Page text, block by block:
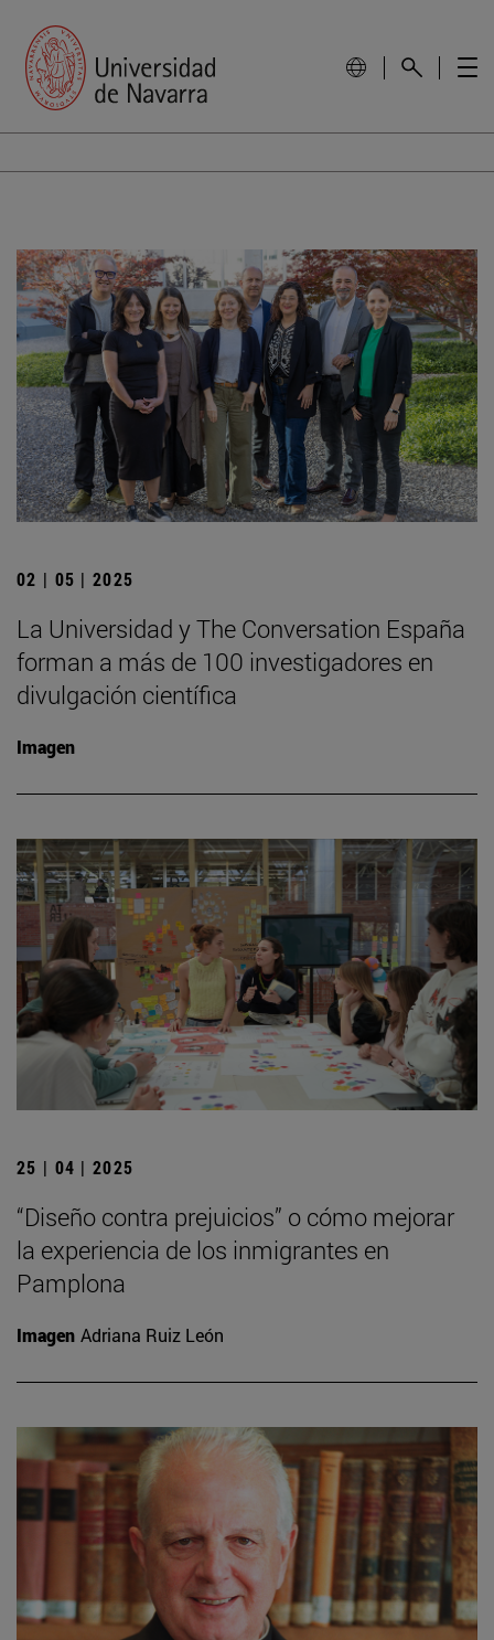
02 | 05 | 2025
La Universidad y The Conversation España
forman a más de 100 investigadores en
divulgación científica
Imagen
25 | 04 | 2025
“Diseño contra prejuicios” o cómo mejorar
la experiencia de los inmigrantes en
Pamplona
Imagen Adriana Ruiz León